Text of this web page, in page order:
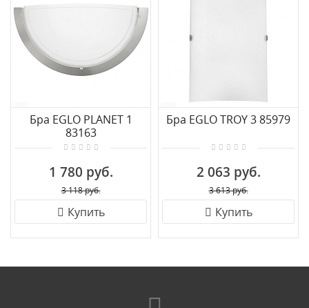
Бра EGLO PLANET 1
83163
1 780 руб.
3 118 руб.
Купить
Бра EGLO TROY 3 85979
2 063 руб.
3 613 руб.
Купить